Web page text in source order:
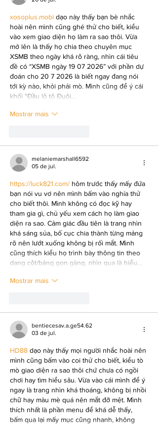
xosoplus.mobi dạo này thấy bạn bè nhắc
hoài nên mình cũng ghé thử cho biết, kiểu
vào xem giao diện họ làm ra sao thôi. Vừa
mở lên là thấy họ chia theo chuyên mục
XSMB theo ngày khá rõ ràng, nhìn cái tiêu
đề có “XSMB ngày 19 07 2026” với phần dự
đoán cho 20 7 2026 là biết ngay đang nói
tới kỳ nào, khỏi phải mò. Mình cũng để ý cái
khối “Đầu lô tô Đuôi…
Mostrar mais
melaniemarshall6592
05 de jul.
https://luck821.com/ hôm trước thấy mấy đứa
bạn nói vu vơ nên mình bấm vào nghía thử
cho biết thôi. Mình không có đọc kỹ hay
tham gia gì, chủ yếu xem cách họ làm giao
diện ra sao. Cảm giác đầu tiên là trang nhìn
khá sáng sủa, bố cục chia thành từng mảng
rõ nên lướt xuống không bị rối mắt. Mình
cũng thích kiểu họ trình bày thông tin theo
dạng cột/bảng gọn gàng, nhìn qua là hiểu…
Mostrar mais
bentiecesav.a.ge54.62
03 de jul.
HD88 dạo này thấy mọi người nhắc hoài nên
mình cũng bấm vào coi thử cho biết, kiểu tò
mò giao diện ra sao thôi chứ chưa có ngồi
chơi hay tìm hiểu sâu. Vừa vào cái mình để ý
ngay là trang nhìn khá thoáng, không bị nhồi
chữ hay màu mè quá nên mắt đỡ mệt. Mình
thích nhất là phần menu để khá dễ thấy,
bấm qua lại mấy mục cũng nhanh, không